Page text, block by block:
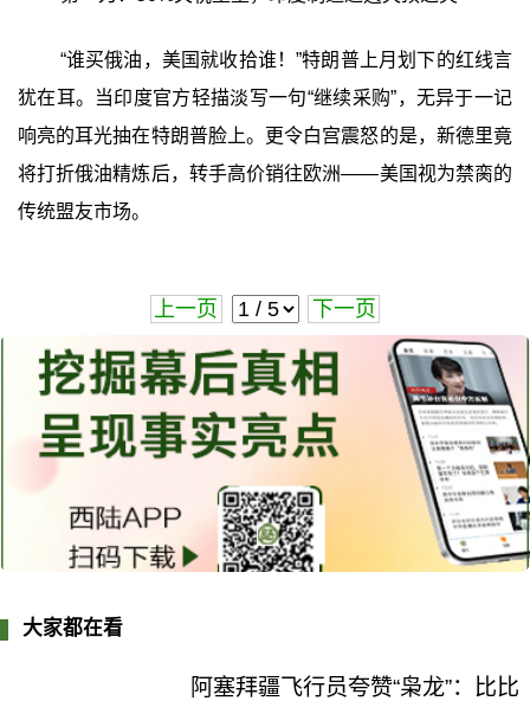
“谁买俄油，美国就收拾谁！”特朗普上月划下的红线言
犹在耳。当印度官方轻描淡写一句“继续采购”，无异于一记
响亮的耳光抽在特朗普脸上。更令白宫震怒的是，新德里竟
将打折俄油精炼后，转手高价销往欧洲——美国视为禁脔的
传统盟友市场。
上一页 下一页
大家都在看
阿塞拜疆飞行员夸赞“枭龙”：比比